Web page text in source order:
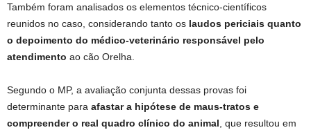
Também foram analisados os elementos técnico‑científicos
reunidos no caso, considerando tanto os laudos periciais quanto
o depoimento do médico-veterinário responsável pelo
atendimento ao cão Orelha.
Segundo o MP, a avaliação conjunta dessas provas foi
determinante para afastar a hipótese de maus-tratos e
compreender o real quadro clínico do animal , que resultou em